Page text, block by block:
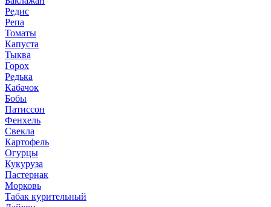
Редис
Репа
Томаты
Капуста
Тыква
Горох
Редька
Кабачок
Бобы
Патиссон
Фенхель
Свекла
Картофель
Огурцы
Кукуруза
Пастернак
Морковь
Табак курительный